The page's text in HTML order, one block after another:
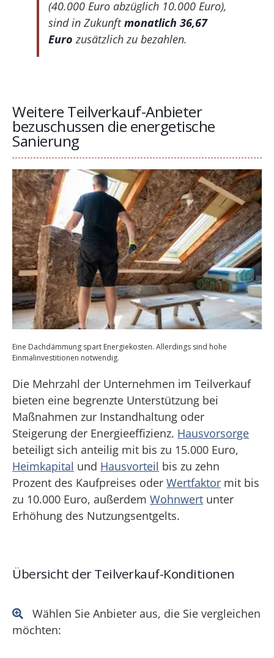
(40.000 Euro abzüglich 10.000 Euro),
sind in Zukunftmonatlich 36,67
Euro zusätzlich zu bezahlen.
Weitere Teilverkauf-Anbieter
bezuschussen die energetische
Sanierung
Eine Dachdämmung spart Energiekosten. Allerdings sind hohe
Einmalinvestitionen notwendig.
Die Mehrzahl der Unternehmen im Teilverkauf
bieten eine begrenzte Unterstützung bei
Maßnahmen zur Instandhaltung oder
Steigerung der Energieeffizienz. Hausvorsorge
beteiligt sich anteilig mit bis zu 15.000 Euro,
Heimkapital und Hausvorteil bis zu zehn
Prozent des Kaufpreises oderWertfaktor mit bis
zu 10.000 Euro, außerdemWohnwert unter
Erhöhung des Nutzungsentgelts.
Übersicht der Teilverkauf-Konditionen
Wählen Sie Anbieter aus, die Sie vergleichen
möchten: